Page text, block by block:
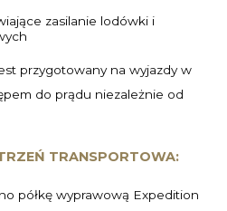
zasilanie lodówki i
przygotowany na wyjazdy w
do prądu niezależnie od
TRANSPORTOWA:
półkę wyprawową Expedition